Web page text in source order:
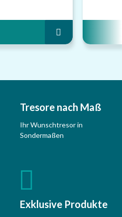
Tresore nach Maß
Ihr Wunschtresor in
Sondermaßen
Exklusive Produkte